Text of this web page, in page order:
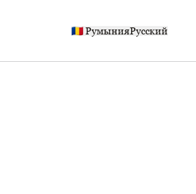
🇷🇴 РумынияРусский